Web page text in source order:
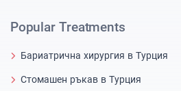
Popular Treatments
Бариатрична хирургия в Турция
Стомашен ръкав в Турция